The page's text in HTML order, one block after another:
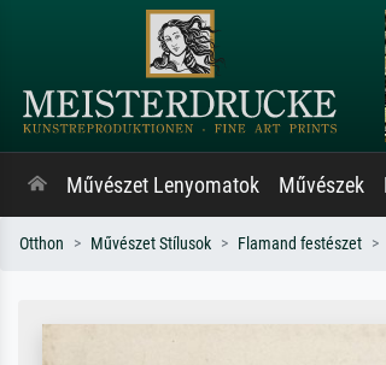
Művészet Lenyomatok Művészek
Otthon Művészet Stílusok Flamand festészet